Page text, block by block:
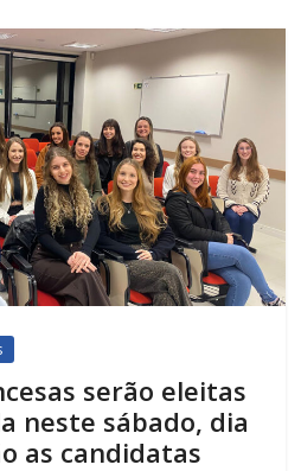
serão eleitas
neste sábado, dia
as candidatas